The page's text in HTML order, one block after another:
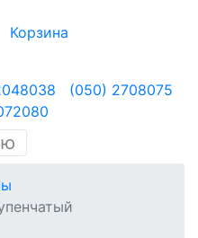
Корзина
(050) 2708075